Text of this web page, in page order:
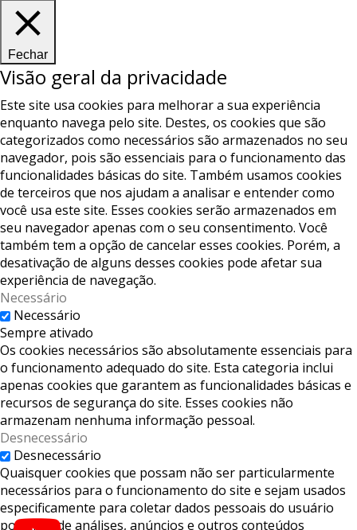
Fechar
Visão geral da privacidade
Este site usa cookies para melhorar a sua experiência
enquanto navega pelo site. Destes, os cookies que são
categorizados como necessários são armazenados no seu
navegador, pois são essenciais para o funcionamento das
funcionalidades básicas do site. Também usamos cookies
de terceiros que nos ajudam a analisar e entender como
você usa este site. Esses cookies serão armazenados em
seu navegador apenas com o seu consentimento. Você
também tem a opção de cancelar esses cookies. Porém, a
desativação de alguns desses cookies pode afetar sua
experiência de navegação.
Necessário
Necessário
Sempre ativado
Os cookies necessários são absolutamente essenciais para
o funcionamento adequado do site. Esta categoria inclui
apenas cookies que garantem as funcionalidades básicas e
recursos de segurança do site. Esses cookies não
armazenam nenhuma informação pessoal.
Desnecessário
Desnecessário
Quaisquer cookies que possam não ser particularmente
necessários para o funcionamento do site e sejam usados ​​
especificamente para coletar dados pessoais do usuário
por meio de análises, anúncios e outros conteúdos